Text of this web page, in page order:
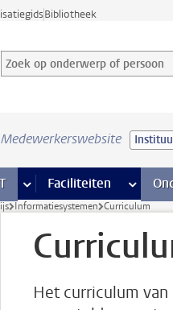
Bibliotheek
Zoek op onderwerp of persoon en
Zoekterm
Medewerkerswebsite
pagina’s
meer ICT pagina’s
Faciliteiten meer
Informatiesystemen Curriculum
Het curriculum